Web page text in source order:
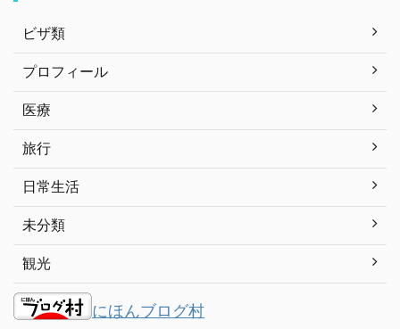
ビザ類
プロフィール
医療
旅行
日常生活
未分類
観光
にほんブログ村